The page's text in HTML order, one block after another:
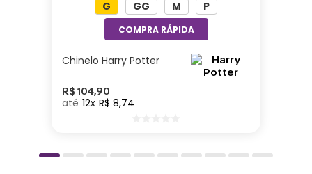
Chinelo Harry Potter
R$ 104,90
12 R$ 8,74
G GG M P